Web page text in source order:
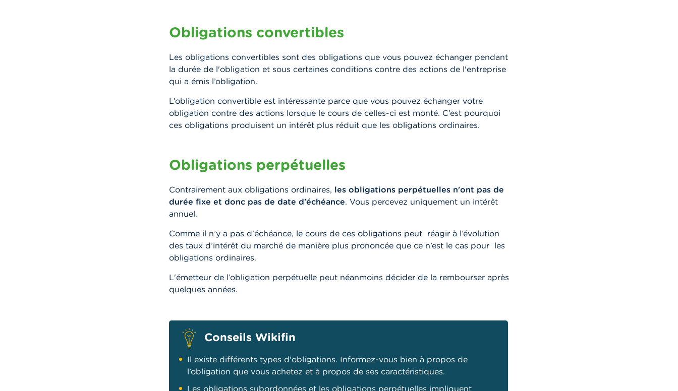
Obligations convertibles
Les obligations convertibles sont des obligations que vous pouvez échanger pendant
la durée de l'obligation et sous certaines conditions contre des actions de l'entreprise
qui a émis l’obligation.
L’obligation convertible est intéressante parce que vous pouvez échanger votre
obligation contre des actions lorsque le cours de celles-ci est monté. C’est pourquoi
ces obligations produisent un intérêt plus réduit que les obligations ordinaires.
Obligations perpétuelles
Contrairement aux obligations ordinaires, les obligations perpétuelles n'ont pas de
durée fixe et donc pas de date d'échéance. Vous percevez uniquement un intérêt
annuel.
Comme il n’y a pas d'échéance, le cours de ces obligations peut réagir à l’évolution
des taux d’intérêt du marché de manière plus prononcée que ce n’est le cas pour les
obligations ordinaires.
L'émetteur de l’obligation perpétuelle peut néanmoins décider de la rembourser après
quelques années.
Conseils Wikifin
Il existe différents types d'obligations. Informez-vous bien à propos de
l’obligation que vous achetez et à propos de ses caractéristiques.
Les obligations subordonnées et les obligations perpétuelles impliquent